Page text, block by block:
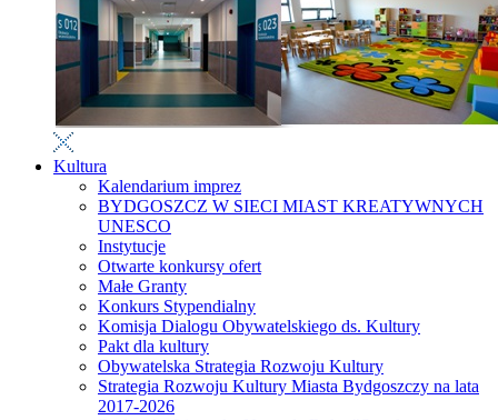
Kultura
Kalendarium imprez
BYDGOSZCZ W SIECI MIAST KREATYWNYCH
UNESCO
Instytucje
Otwarte konkursy ofert
Małe Granty
Konkurs Stypendialny
Komisja Dialogu Obywatelskiego ds. Kultury
Pakt dla kultury
Obywatelska Strategia Rozwoju Kultury
Strategia Rozwoju Kultury Miasta Bydgoszczy na lata
2017-2026